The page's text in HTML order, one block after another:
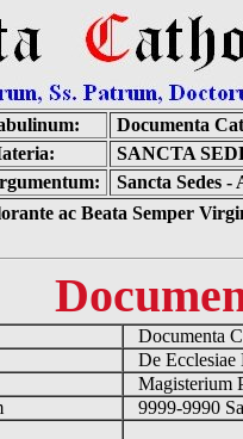
Documenta
SANCTA
Sancta Sedes -
ac Beata Semper
Documenta
De
Magisterium
9999-9990